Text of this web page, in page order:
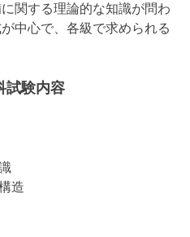
関する理論的な知識が問わ
中心で、各級で求められる
試験内容
造